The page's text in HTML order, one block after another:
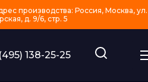
производства: Россия, Москва, ул.
д. 9/6, стр. 5
138-25-25